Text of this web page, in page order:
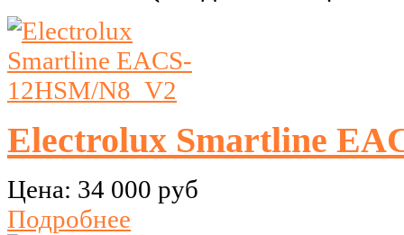
Electrolux Smartline
Цена: 34 000 руб
Подробнее